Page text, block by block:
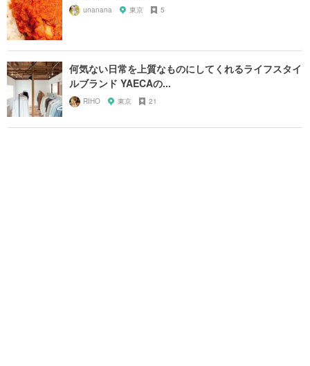
unanana 東京 5
何気ない日常を上質なものにしてくれるライフスタイ
ルブランド YAECAの...
RIHO 東京 21